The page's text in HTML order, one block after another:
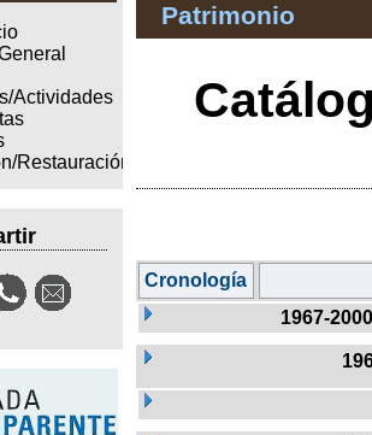
Actividades
Restauración
Patrimonio
Cronología
1967-2000